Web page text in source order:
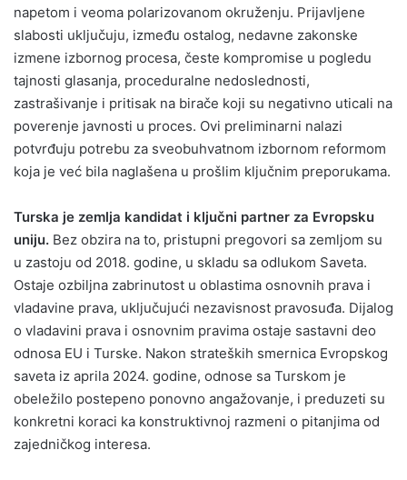
napetom i veoma polarizovanom okruženju. Prijavljene
slabosti uključuju, između ostalog, nedavne zakonske
izmene izbornog procesa, česte kompromise u pogledu
tajnosti glasanja, proceduralne nedoslednosti,
zastrašivanje i pritisak na birače koji su negativno uticali na
poverenje javnosti u proces. Ovi preliminarni nalazi
potvrđuju potrebu za sveobuhvatnom izbornom reformom
koja je već bila naglašena u prošlim ključnim preporukama.
Turska je zemlja kandidat i ključni partner za Evropsku
uniju. Bez obzira na to, pristupni pregovori sa zemljom su
u zastoju od 2018. godine, u skladu sa odlukom Saveta.
Ostaje ozbiljna zabrinutost u oblastima osnovnih prava i
vladavine prava, uključujući nezavisnost pravosuđa. Dijalog
o vladavini prava i osnovnim pravima ostaje sastavni deo
odnosa EU i Turske. Nakon strateških smernica Evropskog
saveta iz aprila 2024. godine, odnose sa Turskom je
obeležilo postepeno ponovno angažovanje, i preduzeti su
konkretni koraci ka konstruktivnoj razmeni o pitanjima od
zajedničkog interesa.